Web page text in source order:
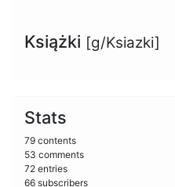
Książki [g/Ksiazki]
Stats
79 contents
53 comments
72 entries
66 subscribers